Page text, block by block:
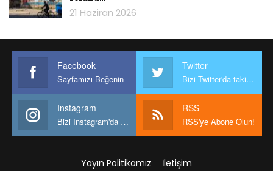
21 Haziran 2026
Facebook
Sayfamızı Beğenin
Twitter
Bizi Twitter'da takip edin
Instagram
Bizi Instagram'da takip edin
RSS
RSS'ye Abone Olun!
Yayın Politikamız İletişim